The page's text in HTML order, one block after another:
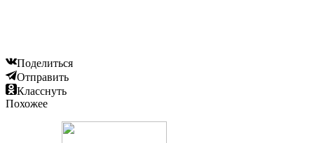
Поделиться
Отправить
Класснуть
Похожее